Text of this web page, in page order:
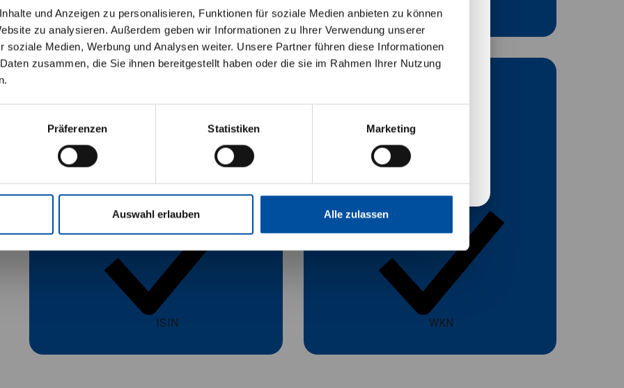
und Anzeigen zu personalisieren, Funktionen für soziale Medien anbieten zu können
zu analysieren. Außerdem geben wir Informationen zu Ihrer Verwendung unserer
soziale Medien, Werbung und Analysen weiter. Unsere Partner führen diese Informationen
zusammen, die Sie ihnen bereitgestellt haben oder die sie im Rahmen Ihrer Nutzung
Präferenzen Statistiken Marketing
Auswahl erlauben Alle zulassen
ISIN WKN
NAV Performance (YTD)
die nachfolgenden Informationen nur Privatanleger betreffen.
habe ich zur Kenntnis genommen.
Buttons versichere ich, dass ich die vorstehenden
verstanden habe und mich mit diesen Bedingungen einverstanden
Bestätigen